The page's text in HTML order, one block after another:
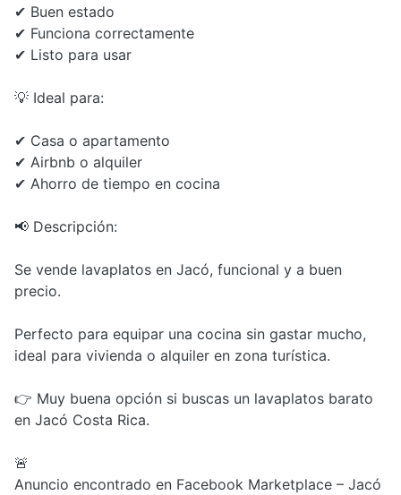
✔ Buen estado
✔ Funciona correctamente
✔ Listo para usar
💡 Ideal para:
✔ Casa o apartamento
✔ Airbnb o alquiler
✔ Ahorro de tiempo en cocina
📢 Descripción:
Se vende lavaplatos en Jacó, funcional y a buen
precio.
Perfecto para equipar una cocina sin gastar mucho,
ideal para vivienda o alquiler en zona turística.
👉 Muy buena opción si buscas un lavaplatos barato
en Jacó Costa Rica.
🚨
Anuncio encontrado en Facebook Marketplace – Jacó